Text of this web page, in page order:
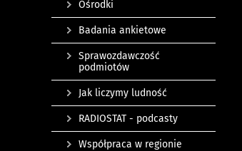
Ośrodki
Badania ankietowe
Sprawozdawczość
podmiotów
Jak liczymy ludność
RADIOSTAT - podcasty
Współpraca w regionie